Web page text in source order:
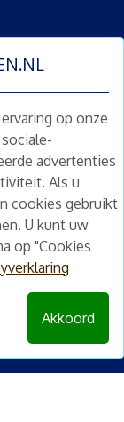
op onze
advertenties
Als u
cookies gebruikt
U kunt uw
op "Cookies
Akkoord
Haag